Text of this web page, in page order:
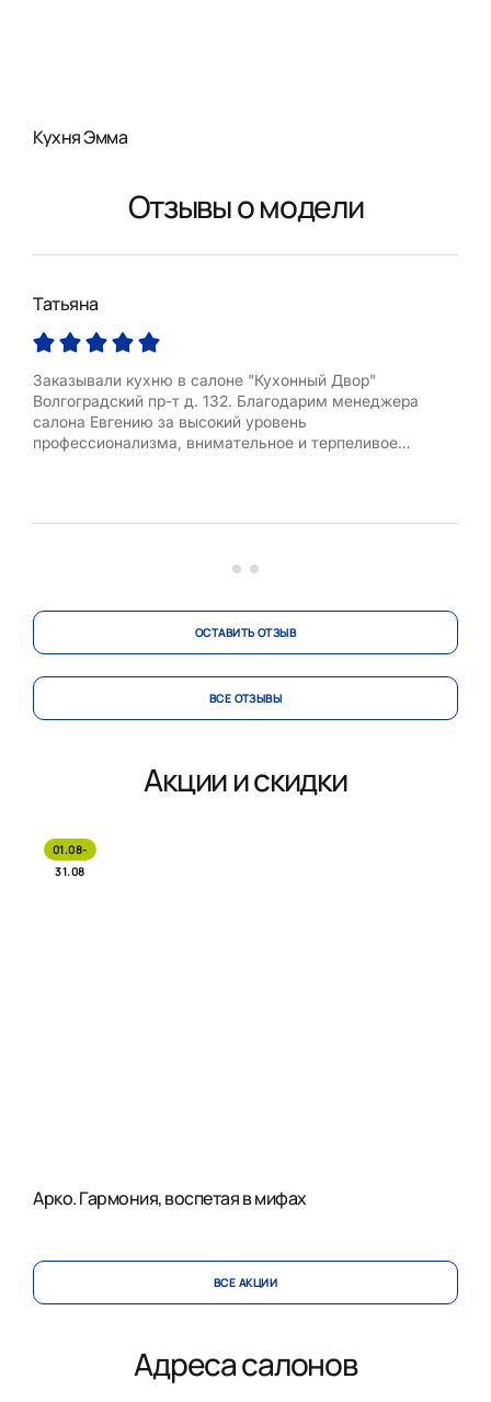
Кухня Эмма
Отзывы о модели
Татьяна
Заказывали кухню в салоне "Кухонный Двор"
Волгоградский пр-т д. 132. Благодарим менеджера
салона Евгению за высокий уровень
профессионализма, внимательное и терпеливое
проведена качественно, в заранее согласованное
ОСТАВИТЬ ОТЗЫВ
ВСЕ ОТЗЫВЫ
Акции и скидки
01.08-
31.08
Арко. Гармония, воспетая в мифах
ВСЕ АКЦИИ
Адреса салонов